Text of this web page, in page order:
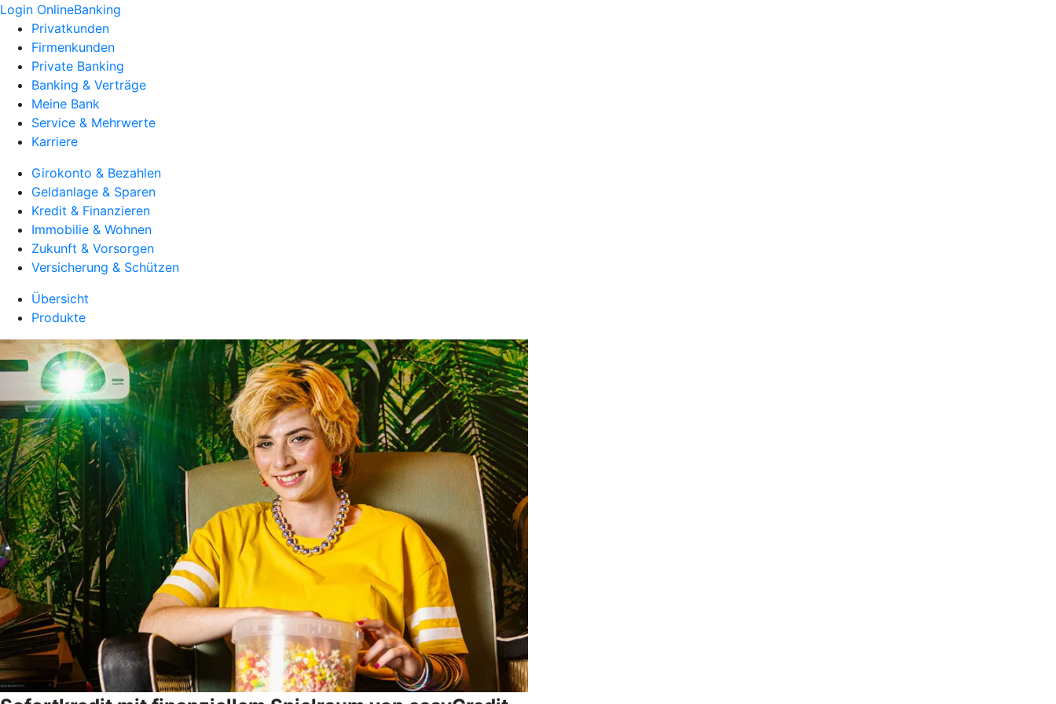
Login OnlineBanking
Privatkunden
Firmenkunden
Private Banking
Banking & Verträge
Meine Bank
Service & Mehrwerte
Karriere
Girokonto & Bezahlen
Geldanlage & Sparen
Kredit & Finanzieren
Immobilie & Wohnen
Zukunft & Vorsorgen
Versicherung & Schützen
Übersicht
Produkte